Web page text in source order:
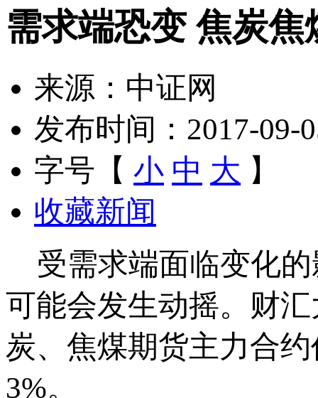
需求端恐变 焦炭
来源：中证网
发布时间：2017-09-
字号【 小 中 大 】
收藏新闻
受需求端面临变化的
可能会发生动摇。财
炭、焦煤期货主力合
3%。